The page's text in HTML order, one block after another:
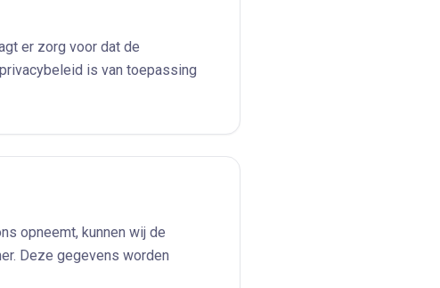
er zorg voor dat de
is van toepassing
opneemt, kunnen wij de
Deze gegevens worden